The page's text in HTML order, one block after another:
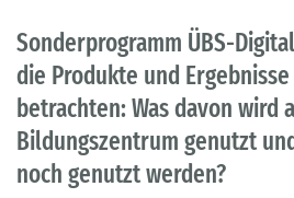
Sonderprogramm ÜBS-
die Produkte und
betrachten: Was davon wird
Bildungszentrum genutzt
noch genutzt werden?